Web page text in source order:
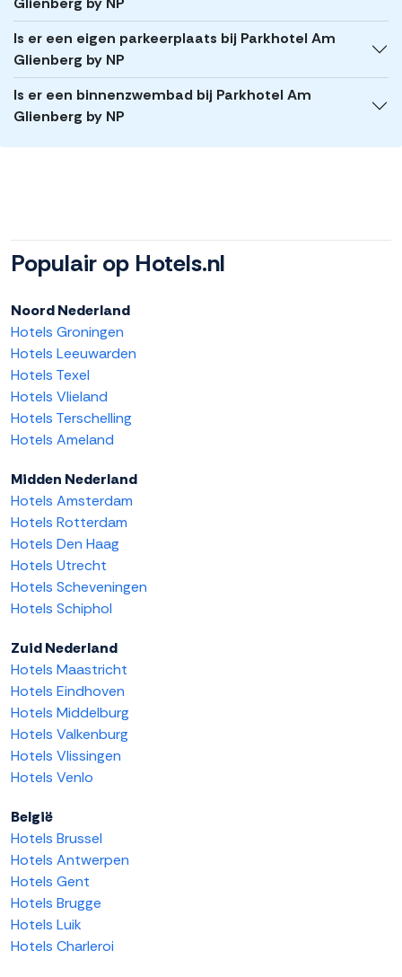
Is er een eigen parkeerplaats bij Parkhotel Am
Glienberg by NP
Is er een binnenzwembad bij Parkhotel Am
Glienberg by NP
Populair op Hotels.nl
Noord Nederland
Hotels Groningen
Hotels Leeuwarden
Hotels Texel
Hotels Vlieland
Hotels Terschelling
Hotels Ameland
Midden Nederland
Hotels Amsterdam
Hotels Rotterdam
Hotels Den Haag
Hotels Utrecht
Hotels Scheveningen
Hotels Schiphol
Zuid Nederland
Hotels Maastricht
Hotels Eindhoven
Hotels Middelburg
Hotels Valkenburg
Hotels Vlissingen
Hotels Venlo
België
Hotels Brussel
Hotels Antwerpen
Hotels Gent
Hotels Brugge
Hotels Luik
Hotels Charleroi